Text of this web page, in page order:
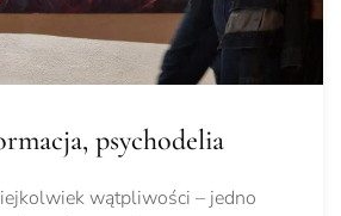
psychodelia
wątpliwości – jedno